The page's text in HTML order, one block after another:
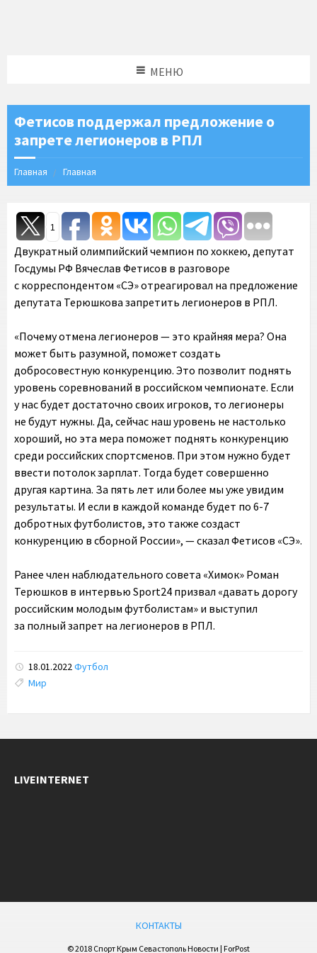
МЕНЮ
Фетисов поддержал предложение о
запрете легионеров в РПЛ
Главная Главная
1
Двукратный олимпийский чемпион по хоккею, депутат
Госдумы РФ Вячеслав Фетисов в разговоре
с корреспондентом «СЭ» отреагировал на предложение
депутата Терюшкова запретить легионеров в РПЛ.
«Почему отмена легионеров — это крайняя мера? Она
может быть разумной, поможет создать
добросовестную конкуренцию. Это позволит поднять
уровень соревнований в российском чемпионате. Если
у нас будет достаточно своих игроков, то легионеры
не будут нужны. Да, сейчас наш уровень не настолько
хороший, но эта мера поможет поднять конкуренцию
среди российских спортсменов. При этом нужно будет
ввести потолок зарплат. Тогда будет совершенно
другая картина. За пять лет или более мы уже увидим
результаты. И если в каждой команде будет по 6-7
добротных футболистов, это также создаст
конкуренцию в сборной России», — сказал Фетисов «СЭ».
Ранее член наблюдательного совета «Химок» Роман
Терюшков в интервью Sport24 призвал «давать дорогу
российским молодым футболистам» и выступил
за полный запрет на легионеров в РПЛ.
18.01.2022Футбол
Tags:
Мир
LIVEINTERNET
КОНТАКТЫ
© 2018 Спорт Крым Севастополь Новости | ForPost